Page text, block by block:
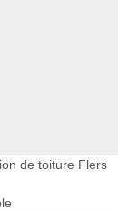
de toiture Flers